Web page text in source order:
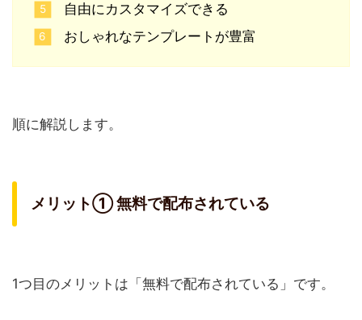
自由にカスタマイズできる
おしゃれなテンプレートが豊富
順に解説します。
メリット① 無料で配布されている
1つ目のメリットは「無料で配布されている」です。